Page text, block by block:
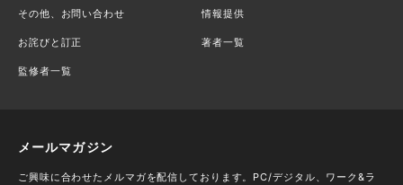
その他、お問い合わせ 情報提供
お詫びと訂正 著者一覧
監修者一覧
メールマガジン
ご興味に合わせたメルマガを配信しております。PC/デジタル、ワーク&ラ